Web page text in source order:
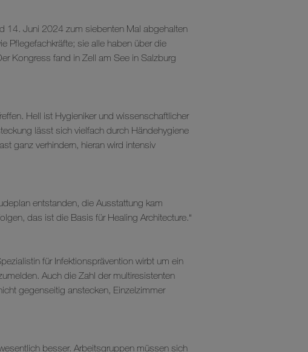
14. Juni 2024 zum siebenten Mal abgehalten
Pflegefachkräfte; sie alle haben über die
Kongress fand in Zell am See in Salzburg
Hell ist Hygieniker und wissenschaftlicher
lässt sich vielfach durch Händehygiene
ganz verhindern, hieran wird intensiv
entstanden, die Ausstattung kam
das ist die Basis für Healing Architecture.“
für Infektionsprävention wirbt um ein
Auch die Zahl der multiresistenten
gegenseitig anstecken, Einzelzimmer
besser. Arbeitsgruppen müssen sich